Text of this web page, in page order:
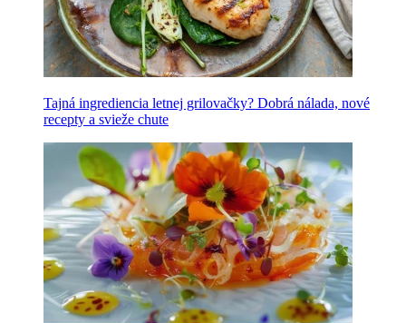
Tajná ingrediencia letnej grilovačky? Dobrá nálada, nové
recepty a svieže chute